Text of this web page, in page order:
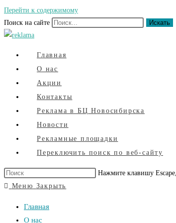
Перейти к содержимому
Поиск на сайте
Искать
Главная
О нас
Акции
Контакты
Реклама в БЦ Новосибирска
Новости
Рекламные площадки
Переключить поиск по веб-сайту
Нажмите клавишу
Меню Закрыть
Главная
О нас